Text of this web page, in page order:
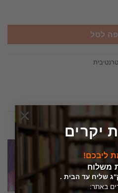
יקרים
ליבכם!
משלוח
באתר:
×
לסל